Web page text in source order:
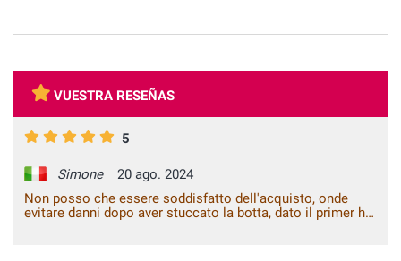
VUESTRA RESEÑAS
5
Simone
20 ago. 2024
Non posso che essere soddisfatto dell'acquisto, onde
evitare danni dopo aver stuccato la botta, dato il primer ho